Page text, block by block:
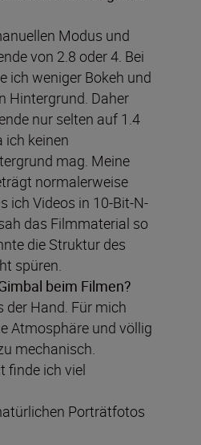
Modus und
von 2.8 oder 4. Bei
ich weniger Bokeh und
Hintergrund. Daher
nur selten auf 1.4
ich keinen
mag. Meine
normalerweise
ich Videos in 10-Bit-N-
das Filmmaterial so
die Struktur des
spüren.
beim Filmen?
der Hand. Für mich
Atmosphäre und völlig
mechanisch.
finde ich viel
Porträtfotos